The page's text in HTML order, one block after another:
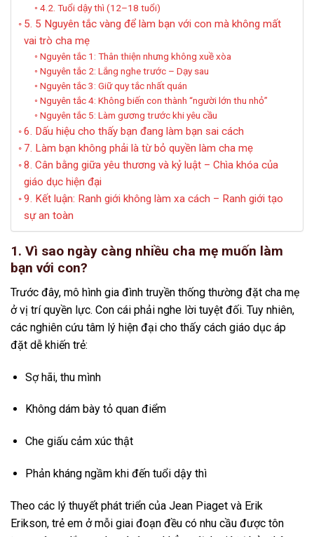
4.2. Tuổi dậy thì (12–18 tuổi)
5. 5 Nguyên tắc vàng để làm bạn với con mà không mất
vai trò cha mẹ
Nguyên tắc 1: Thân thiện nhưng không xuề xòa
Nguyên tắc 2: Lắng nghe trước – Dạy sau
Nguyên tắc 3: Giữ quy tắc nhất quán
Nguyên tắc 4: Không biến con thành “người lớn thu nhỏ”
Nguyên tắc 5: Làm gương trước khi yêu cầu
6. Dấu hiệu cho thấy bạn đang làm bạn sai cách
7. Làm bạn không phải là từ bỏ quyền làm cha mẹ
8. Cân bằng giữa yêu thương và kỷ luật – Chìa khóa của
giáo dục hiện đại
9. Kết luận: Ranh giới không làm xa cách – Ranh giới tạo
sự an toàn
1. Vì sao ngày càng nhiều cha mẹ muốn làm
bạn với con?
Trước đây, mô hình gia đình truyền thống thường đặt cha mẹ
ở vị trí quyền lực. Con cái phải nghe lời tuyệt đối. Tuy nhiên,
các nghiên cứu tâm lý hiện đại cho thấy cách giáo dục áp
đặt dễ khiến trẻ:
Sợ hãi, thu mình
Không dám bày tỏ quan điểm
Che giấu cảm xúc thật
Phản kháng ngầm khi đến tuổi dậy thì
Theo các lý thuyết phát triển của Jean Piaget và Erik
Erikson, trẻ em ở mỗi giai đoạn đều có nhu cầu được tôn